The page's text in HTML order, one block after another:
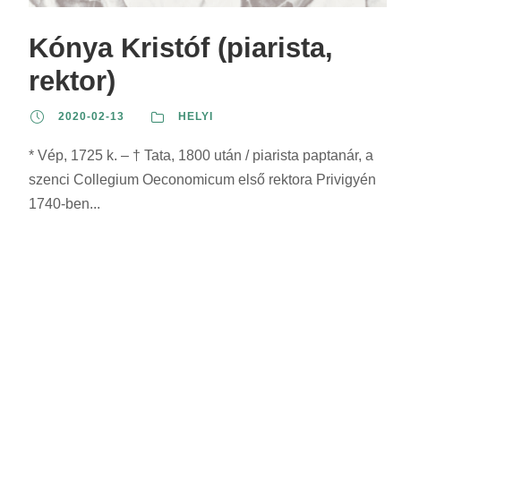
n
t
n
:
r
i
:
z
r
t
:
Kónya Kristóf (piarista,
rektor)
2020-02-13 HELYI
* Vép, 1725 k. – † Tata, 1800 után / piarista paptanár, a
szenci Collegium Oeconomicum első rektora Privigyén
1740-ben...